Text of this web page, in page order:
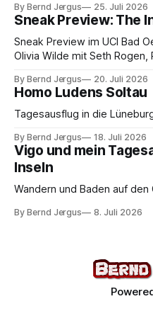
By Bernd Jergus 25. Juli 2026
Sneak Preview: The
Sneak Preview im UCI Bad
Olivia Wilde mit Seth
By Bernd Jergus 20. Juli 2026
Homo Ludens Soltau
Tagesausflug in die
By Bernd Jergus 18. Juli 2026
Vigo und mein
Inseln
Wandern und Baden auf den
By Bernd Jergus 8. Juli 2026